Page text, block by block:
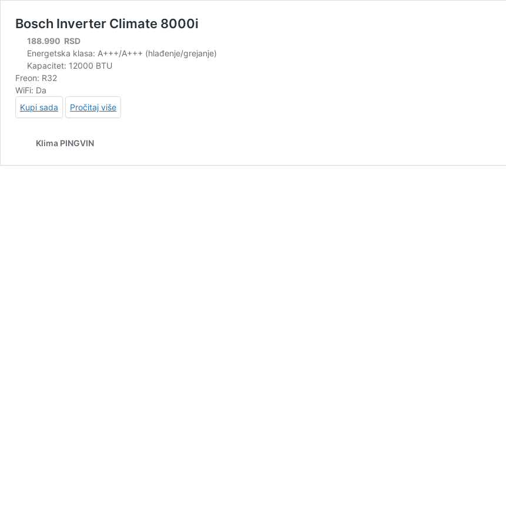
Bosch Inverter Climate 8000i
188.990 RSD
Energetska klasa: A+++/A+++ (hlađenje/grejanje)
Kapacitet: 12000 BTU
Freon: R32
WiFi: Da
Kupi sada
Pročitaj više
Klima PINGVIN